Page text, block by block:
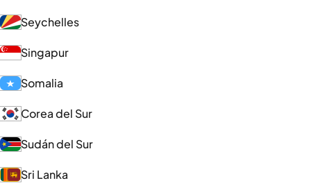
Seychelles
Singapur
Somalia
Corea del Sur
Sudán del Sur
Sri Lanka